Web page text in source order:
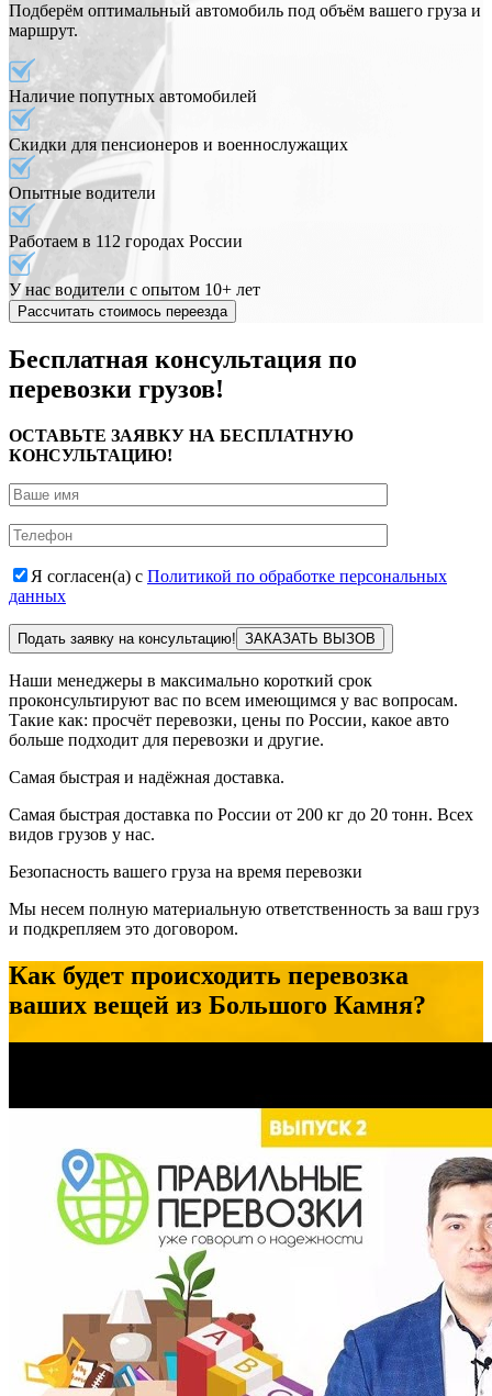
Подберём оптимальный автомобиль под объём вашего груза и
маршрут.
Наличие попутных автомобилей
Скидки для пенсионеров и военнослужащих
Опытные водители
Работаем в 112 городах России
У нас водители с опытом 10+ лет
Рассчитать стоимось переезда
Бесплатная консультация по
перевозки грузов!
ОСТАВЬТЕ ЗАЯВКУ НА БЕСПЛАТНУЮ
КОНСУЛЬТАЦИЮ!
Я согласен(а) с Политикой по обработке персональных
данных
Подать заявку на консультацию!
Наши менеджеры в максимально короткий срок
проконсультируют вас по всем имеющимся у вас вопросам.
Такие как: просчёт перевозки, цены по России, какое авто
больше подходит для перевозки и другие.
Самая быстрая и надёжная доставка.
Самая быстрая доставка по России от 200 кг до 20 тонн. Всех
видов грузов у нас.
Безопасность вашего груза на время перевозки
Мы несем полную материальную ответственность за ваш груз
и подкрепляем это договором.
Как будет происходить перевозка
ваших вещей из Большого Камня?